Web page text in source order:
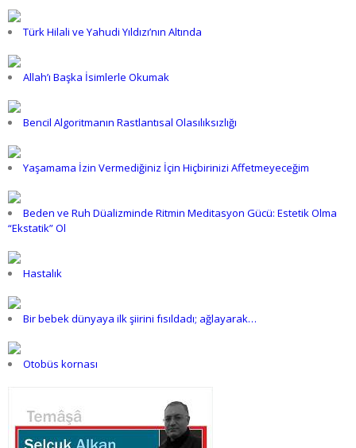
Türk Hilali ve Yahudi Yıldızı’nın Altında
Allah’ı Başka İsimlerle Okumak
Bencil Algoritmanın Rastlantısal Olasılıksızlığı
Yaşamama İzin Vermediğiniz İçin Hiçbirinizi Affetmeyeceğim
Beden ve Ruh Düalizminde Ritmin Meditasyon Gücü: Estetik Olma
“Ekstatik” Ol
Hastalık
Bir bebek dünyaya ilk şiirini fısıldadı; ağlayarak…
Otobüs kornası